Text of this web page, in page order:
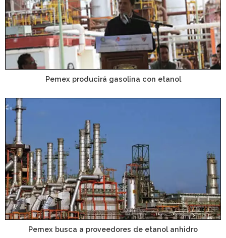
Pemex producirá gasolina con etanol
Pemex busca a proveedores de etanol anhidro